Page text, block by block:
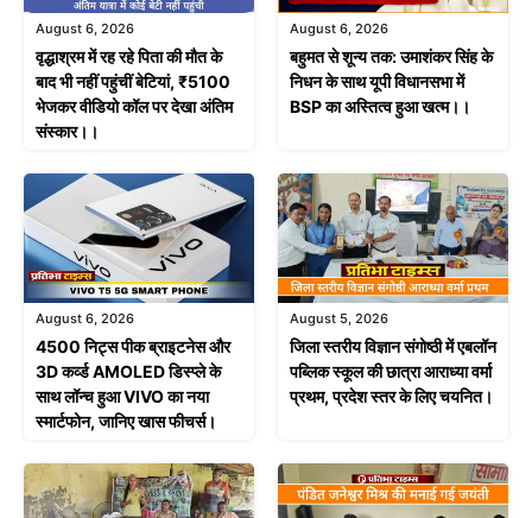
August 6, 2026
वृद्धाश्रम में रह रहे पिता की मौत के
बाद भी नहीं पहुंचीं बेटियां, ₹5100
भेजकर वीडियो कॉल पर देखा अंतिम
संस्कार।।
August 6, 2026
बहुमत से शून्य तक: उमाशंकर सिंह के
निधन के साथ यूपी विधानसभा में
BSP का अस्तित्व हुआ खत्म।।
August 6, 2026
4500 निट्स पीक ब्राइटनेस और
3D कर्व्ड AMOLED डिस्प्ले के
साथ लॉन्च हुआ VIVO का नया
स्मार्टफोन, जानिए खास फीचर्स।
August 5, 2026
जिला स्तरीय विज्ञान संगोष्ठी में एबलॉन
पब्लिक स्कूल की छात्रा आराध्या वर्मा
प्रथम, प्रदेश स्तर के लिए चयनित।